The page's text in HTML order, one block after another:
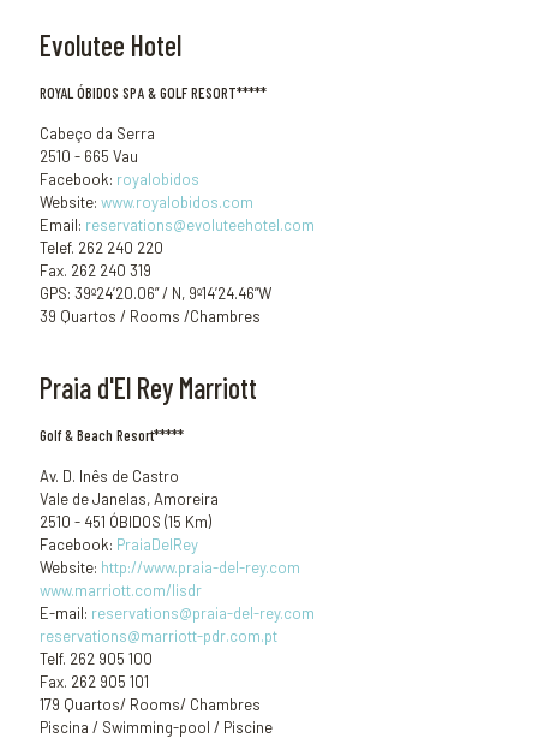
Evolutee Hotel
ROYAL ÓBIDOS SPA & GOLF RESORT*****
Cabeço da Serra
2510 - 665 Vau
Facebook: royalobidos
Website: www.royalobidos.com
Email: reservations@evoluteehotel.com
Telef. 262 240 220
Fax. 262 240 319
GPS: 39º24’20.06” / N, 9º14’24.46”W
39 Quartos / Rooms /Chambres
Praia d'El Rey Marriott
Golf & Beach Resort*****
Av. D. Inês de Castro
Vale de Janelas, Amoreira
2510 - 451 ÓBIDOS (15 Km)
Facebook: PraiaDelRey
Website: http://www.praia-del-rey.com
www.marriott.com/lisdr
E-mail: reservations@praia-del-rey.com
reservations@marriott-pdr.com.pt
Telf. 262 905 100
Fax. 262 905 101
179 Quartos/ Rooms/ Chambres
Piscina / Swimming-pool / Piscine